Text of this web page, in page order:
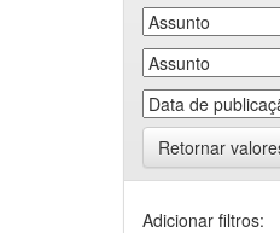
Retornar
Adicionar filtros: